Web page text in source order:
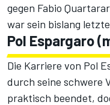
gegen Fabio
war sein bislang
Pol Espargaro
Die Karriere von Pol
durch seine schwere
praktisch beendet,